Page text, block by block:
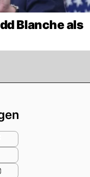
Blanche als